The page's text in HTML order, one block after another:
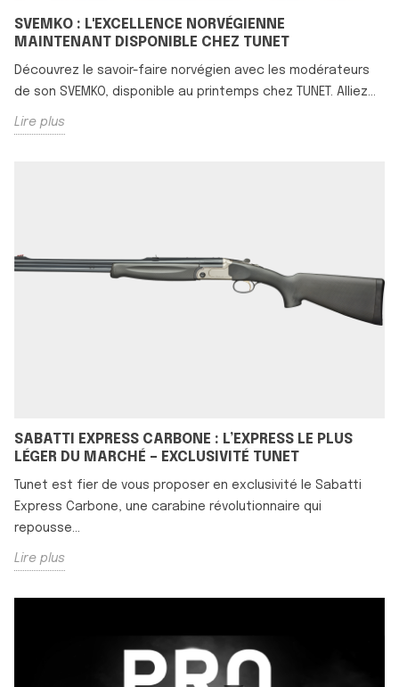
SVEMKO : L'EXCELLENCE NORVÉGIENNE
MAINTENANT DISPONIBLE CHEZ TUNET
Découvrez le savoir-faire norvégien avec les modérateurs
de son SVEMKO, disponible au printemps chez TUNET. Alliez...
Lire plus
SABATTI EXPRESS CARBONE : L’EXPRESS LE PLUS
LÉGER DU MARCHÉ – EXCLUSIVITÉ TUNET
Tunet est fier de vous proposer en exclusivité le Sabatti
Express Carbone, une carabine révolutionnaire qui
repousse...
Lire plus